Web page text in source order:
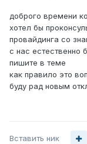
доброго времени
хотел бы
провайдинга со
с нас естественно
пишите в теме
как правило это
буду рад новым
Вставить ник